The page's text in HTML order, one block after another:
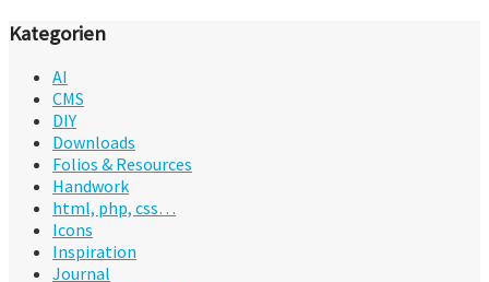
Kategorien
AI
CMS
DIY
Downloads
Folios & Resources
Handwork
html, php, css…
Icons
Inspiration
Journal